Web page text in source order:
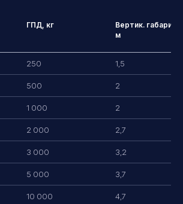
ГПД, кг
Вертик. габарит,
м
250 1,5
500 2
1 000 2
2 000 2,7
3 000 3,2
5 000 3,7
10 000 4,7